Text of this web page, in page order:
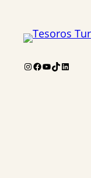
Instagram
Facebook
YouTube
TikTokLinkedIn